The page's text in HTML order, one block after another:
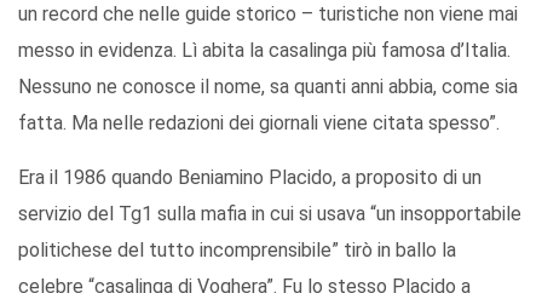
un record che nelle guide storico – turistiche non viene mai
messo in evidenza. Lì abita la casalinga più famosa d’Italia.
Nessuno ne conosce il nome, sa quanti anni abbia, come sia
fatta. Ma nelle redazioni dei giornali viene citata spesso”.
Era il 1986 quando Beniamino Placido, a proposito di un
servizio del Tg1 sulla mafia in cui si usava “un insopportabile
politichese del tutto incomprensibile” tirò in ballo la
celebre “casalinga di Voghera”. Fu lo stesso Placido a